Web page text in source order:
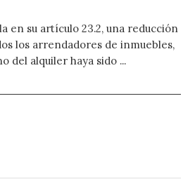
en su artículo 23.2, una reducción
los arrendadores de inmuebles,
del alquiler haya sido ...